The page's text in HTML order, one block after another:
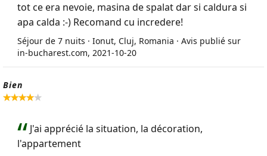
tot ce era nevoie, masina de spalat dar si caldura si
apa calda :-) Recomand cu incredere!
Séjour de 7 nuits · Ionut, Cluj, Romania · Avis publié sur
in-bucharest.com, 2021-10-20
Bien
J'ai apprécié la situation, la décoration,
l'appartement